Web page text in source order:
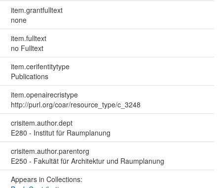
item.grantfulltext
none
item.fulltext
no Fulltext
item.cerifentitytype
Publications
item.openairecristype
http://purl.org/coar/resource_type/c_3248
crisitem.author.dept
E280 - Institut für Raumplanung
crisitem.author.parentorg
E250 - Fakultät für Architektur und Raumplanung
Appears in Collections: